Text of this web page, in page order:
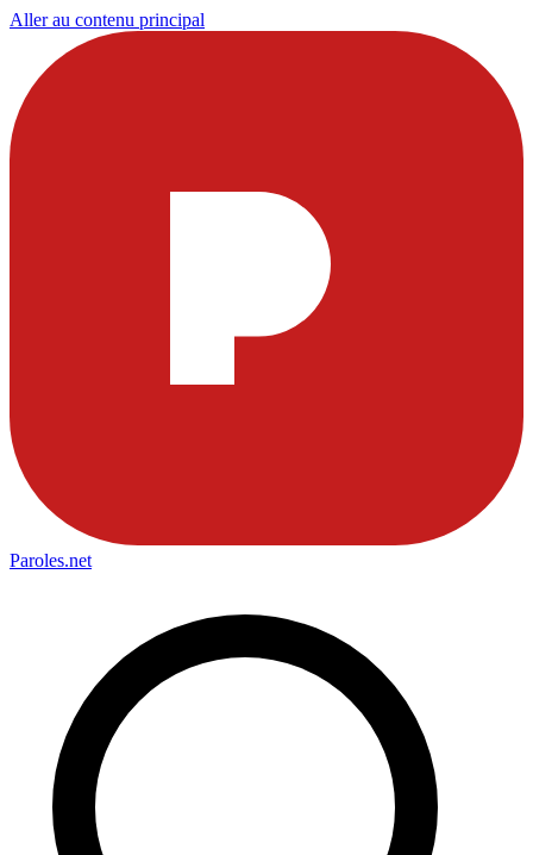
Aller au contenu principal
Paroles.net